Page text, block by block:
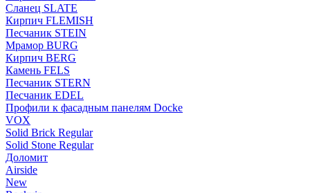
Сланец SLATE
Кирпич FLEMISH
Пес­ча­ник STEIN
Мрамор BURG
Кирпич BERG
Камень FELS
Пес­ча­ник STERN
Пес­ча­ник EDEL
Профили к фасадным панелям Docke
VOX
Solid Brick Regular
Solid Stone Regular
Доломит
Airside
New